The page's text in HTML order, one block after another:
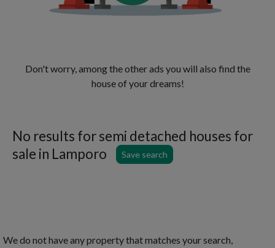
Don't worry, among the other ads you will also find the
house of your dreams!
No results forsemi detached houses for
sale in Lamporo
Save search
We do not have any property that matches your search,